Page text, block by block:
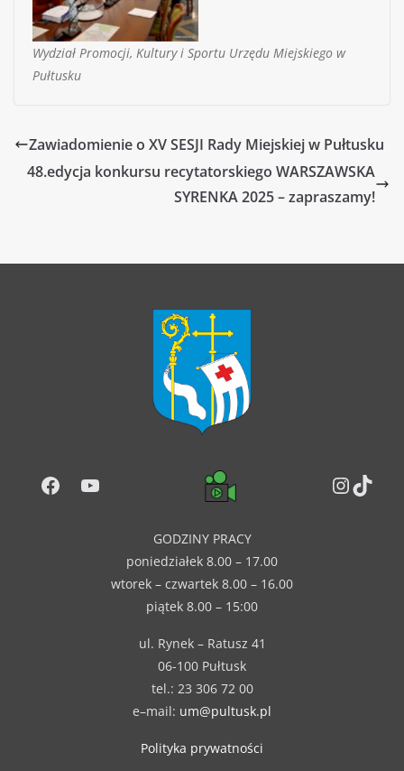
Wydział Promocji, Kultury i Sportu Urzędu Miejskiego w
Pułtusku
Zawiadomienie o XV SESJI Rady Miejskiej w Pułtusku
48.edycja konkursu recytatorskiego WARSZAWSKA
SYRENKA 2025 – zapraszamy!
Facebook
YouTube
GODZINY PRACY
poniedziałek 8.00 – 17.00
wtorek – czwartek 8.00 – 16.00
piątek 8.00 – 15:00
ul. Rynek – Ratusz 41
06-100 Pułtusk
tel.: 23 306 72 00
e–mail: um@pultusk.pl
Polityka prywatności